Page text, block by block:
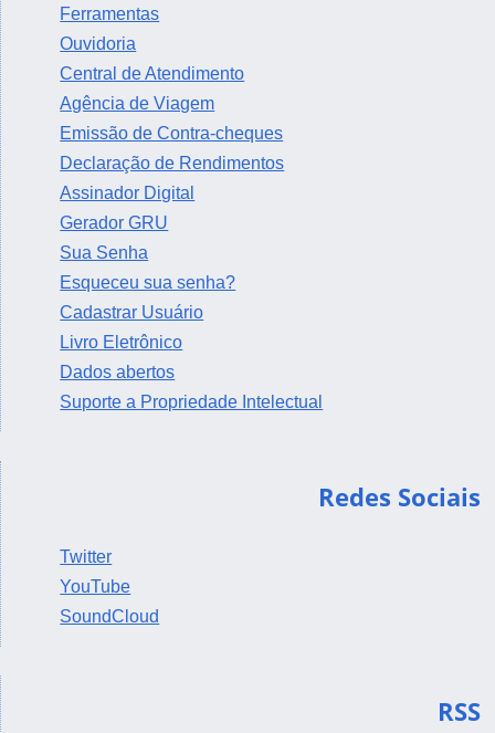
Ferramentas
Ouvidoria
Central de Atendimento
Agência de Viagem
Emissão de Contra-cheques
Declaração de Rendimentos
Assinador Digital
Gerador GRU
Sua Senha
Esqueceu sua senha?
Cadastrar Usuário
Livro Eletrônico
Dados abertos
Suporte a Propriedade Intelectual
Redes Sociais
Twitter
YouTube
SoundCloud
RSS